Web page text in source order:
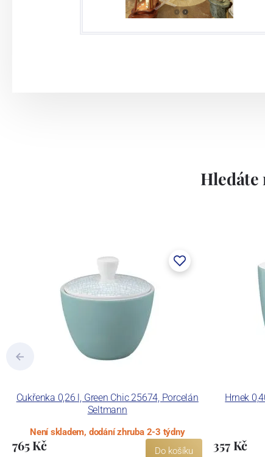
Hledáte
Cukřenka 0,26 l, Green Chic 25674, Porcelán
Seltmann
Není skladem, dodání zhruba 2-3 týdny
765 Kč Do košíku
Hrnek
357 Kč